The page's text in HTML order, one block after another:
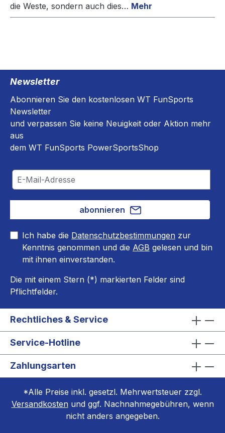
die Weste, sondern auch dies… Mehr
Newsletter
Abonnieren Sie den kostenlosen WT FunSports
Newsletter
und verpassen Sie keine Neuigkeit oder Aktion mehr
aus
dem WT FunSports PowerSportsShop
abonnieren
Ich habe die Datenschutzbestimmungen zur
Kenntnis genommen und die AGB gelesen und bin
mit ihnen einverstanden.
Die mit einem Stern (*) markierten Felder sind
Pflichtfelder.
Rechtliches & Service
Service-Hotline
Zahlungsarten
*Alle Preise inkl. gesetzl. Mehrwertsteuer zzgl.
Versandkostenund ggf. Nachnahmegebühren, wenn
nicht anders angegeben.